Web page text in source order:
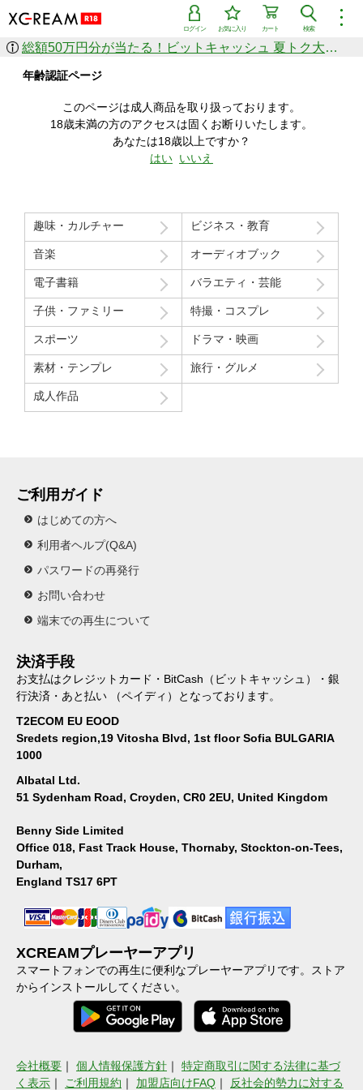
︙
検索
カート
お気に入り
ログイン
作品を探す
ジャンル
シリーズ
人気のセール中商品
新着セール中商品
すべての作品から探す
価格の安い順
価格の高い順
月間ランキング
年間ランキング
総額50万円分が当たる！ビットキャッシュ 夏トク大感謝祭
年齢認証ページ
このページは成人商品を取り扱っております。
18歳未満の方のアクセスは固くお断りいたします。
あなたは18歳以上ですか？
はい いいえ
趣味・カルチャー ビジネス・教育
音楽 オーディオブック
電子書籍 バラエティ・芸能
子供・ファミリー 特撮・コスプレ
スポーツ ドラマ・映画
素材・テンプレ 旅行・グルメ
成人作品
ご利用ガイド
はじめての方へ
利用者ヘルプ(Q&A)
パスワードの再発行
お問い合わせ
端末での再生について
決済手段
お支払はクレジットカード・BitCash（ビットキャッシュ）・銀
行決済・あと払い （ペイディ）となっております。
T2ECOM EU EOOD
Sredets region,19 Vitosha Blvd, 1st floor Sofia BULGARIA
1000
Albatal Ltd.
51 Sydenham Road, Croyden, CR0 2EU, United Kingdom
Benny Side Limited
Office 018, Fast Track House, Thornaby, Stockton-on-Tees,
Durham,
England TS17 6PT
XCREAMプレーヤーアプリ
スマートフォンでの再生に便利なプレーヤーアプリです。ストア
からインストールしてください。
会社概要 ｜ 個人情報保護方針 ｜ 特定商取引に関する法律に基づ
く表示 ｜ ご利用規約 ｜ 加盟店向けFAQ ｜ 反社会的勢力に対する